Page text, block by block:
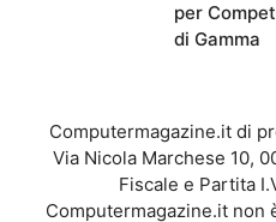
per
di Gamma
Computermagazine.it di
Via Nicola Marchese 10,
Fiscale e Partita
Computermagazine.it non